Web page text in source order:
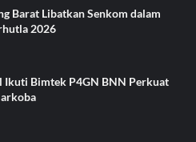
Barat Libatkan Senkom dalam
2026
Ikuti Bimtek P4GN BNN Perkuat